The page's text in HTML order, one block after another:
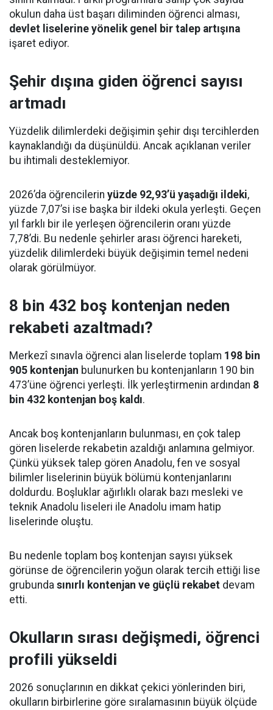
okulun daha üst başarı diliminden öğrenci alması,
devlet liselerine yönelik genel bir talep artışına
işaret ediyor.
Şehir dışına giden öğrenci sayısı
artmadı
Yüzdelik dilimlerdeki değişimin şehir dışı tercihlerden
kaynaklandığı da düşünüldü. Ancak açıklanan veriler
bu ihtimali desteklemiyor.
2026’da öğrencilerin yüzde 92,93’ü yaşadığı ildeki,
yüzde 7,07’si ise başka bir ildeki okula yerleşti. Geçen
yıl farklı bir ile yerleşen öğrencilerin oranı yüzde
7,78’di. Bu nedenle şehirler arası öğrenci hareketi,
yüzdelik dilimlerdeki büyük değişimin temel nedeni
olarak görülmüyor.
8 bin 432 boş kontenjan neden
rekabeti azaltmadı?
Merkezî sınavla öğrenci alan liselerde toplam 198 bin
905 kontenjan bulunurken bu kontenjanların 190 bin
473’üne öğrenci yerleşti. İlk yerleştirmenin ardından 8
bin 432 kontenjan boş kaldı.
Ancak boş kontenjanların bulunması, en çok talep
gören liselerde rekabetin azaldığı anlamına gelmiyor.
Çünkü yüksek talep gören Anadolu, fen ve sosyal
bilimler liselerinin büyük bölümü kontenjanlarını
doldurdu. Boşluklar ağırlıklı olarak bazı mesleki ve
teknik Anadolu liseleri ile Anadolu imam hatip
liselerinde oluştu.
Bu nedenle toplam boş kontenjan sayısı yüksek
görünse de öğrencilerin yoğun olarak tercih ettiği lise
grubunda sınırlı kontenjan ve güçlü rekabet devam
etti.
Okulların sırası değişmedi, öğrenci
profili yükseldi
2026 sonuçlarının en dikkat çekici yönlerinden biri,
okulların birbirlerine göre sıralamasının büyük ölçüde